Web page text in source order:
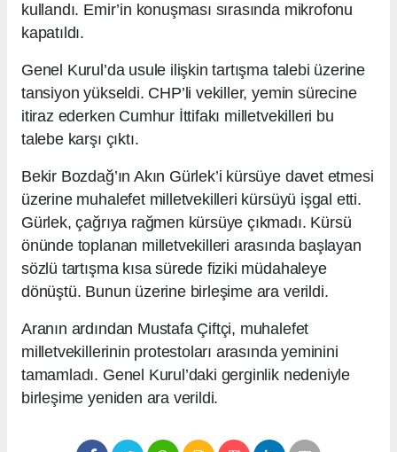
kullandı. Emir’in konuşması sırasında mikrofonu
kapatıldı.
Genel Kurul’da usule ilişkin tartışma talebi üzerine
tansiyon yükseldi. CHP’li vekiller, yemin sürecine
itiraz ederken Cumhur İttifakı milletvekilleri bu
talebe karşı çıktı.
Bekir Bozdağ’ın Akın Gürlek’i kürsüye davet etmesi
üzerine muhalefet milletvekilleri kürsüyü işgal etti.
Gürlek, çağrıya rağmen kürsüye çıkmadı. Kürsü
önünde toplanan milletvekilleri arasında başlayan
sözlü tartışma kısa sürede fiziki müdahaleye
dönüştü. Bunun üzerine birleşime ara verildi.
Aranın ardından Mustafa Çiftçi, muhalefet
milletvekillerinin protestoları arasında yeminini
tamamladı. Genel Kurul’daki gerginlik nedeniyle
birleşime yeniden ara verildi.